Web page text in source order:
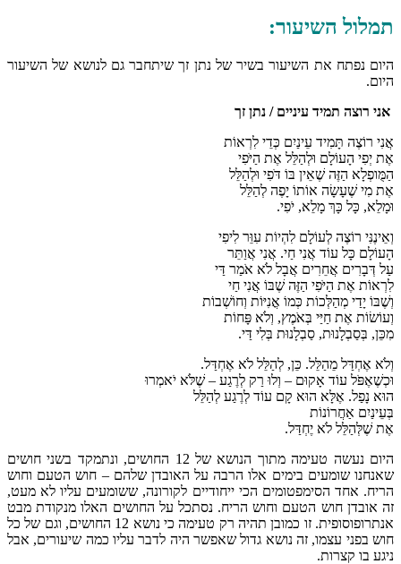
תמלול השיעור:
היום נפתח את השיעור בשיר של נתן זך שיתחבר גם לנושא של השיעור
היום.
אני רוצה תמיד עיניים / נתן זך
אֲנִי רוֹצֶה תָּמִיד עֵינַיִם כְּדֵי לִרְאוֹת
אֶת יְפִי הָעוֹלָם וּלְהַלֵּל אֶת הַיֹּפִי
הַמֻּופְלָא הַזֶּה שֶׁאֵין בּוֹ דֹּפִי וּלְהַלֵּל
אֶת מִי שֶׁעָשָׂה אוֹתוֹ יָפֶה לְהַלֵּל
וּמָלֵא, כָּל כָּךְ מָלֵא, יֹפִי.
וְאֵינֶנִּי רוֹצֶה לְעוֹלָם לִהְיוֹת עִוֵּר לִיפִי
הָעוֹלָם כָּל עוֹד אֲנִי חַי. אֲנִי אֲוַתֵּר
עַל דְּבָרִים אֲחֵרִים אֲבָל לֹא אֹמַר דַּי
לִרְאוֹת אֶת הַיֹּפִי הַזֶּה שֶׁבּוֹ אֲנִי חַי
וְשֶׁבּוֹ יָדַי מְהַלְּכוֹת כְּמוֹ אֳנִיּוֹת וְחוֹשְׁבוֹת
וְעוֹשׂוֹת אֶת חַיַּי בְּאֹמֶץ, וְלֹא פָּחוֹת
מִכֵּן, בְּסַבְלָנוּת, סַבְלָנוּת בְּלִי דַּי.
וְלֹא אֶחְדַּל מֵהַלֵּל. כֵּן, לְהַלֵּל לֹא אֶחְדַּל.
וּכְשֶׁאֶפֹּל עוֹד אָקוּם – וְלוּ רַק לְרֶגַע – שֶׁלֹּא יֹאמְרוּ
הוּא נָפַל. אֶלָּא הוּא קָם עוֹד לְרֶגַע לְהַלֵּל
בְּעֵינַיִם אַחֲרוֹנוֹת
אֶת שֶׁלְּהַלֵּל לֹא יֶחְדַּל.
היום נעשה טעימה מתוך הנושא של 12 החושים, ונתמקד בשני חושים
שאנחנו שומעים בימים אלו הרבה על האובדן שלהם – חוש הטעם וחוש
הריח. אחד הסימפטומים הכי ייחודיים לקורונה, ששומעים עליו לא מעט,
זה אובדן חוש הטעם וחוש הריח. נסתכל על החושים האלו מנקודת מבט
אנתרופוסופית. זו כמובן תהיה רק טעימה כי נושא 12 החושים, וגם של כל
חוש בפני עצמו, זה נושא גדול שאפשר היה לדבר עליו כמה שיעורים, אבל
ניגע בו קצרות.